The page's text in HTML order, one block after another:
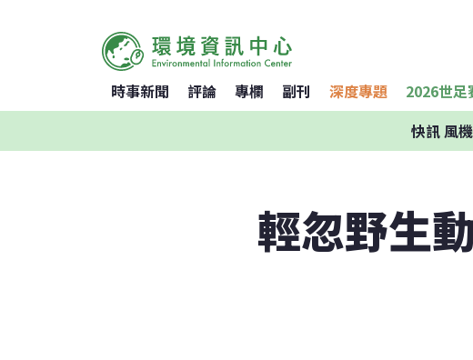
時事新聞 評論 專欄 副刊 深度專題 2026世足
快訊風
輕忽野生